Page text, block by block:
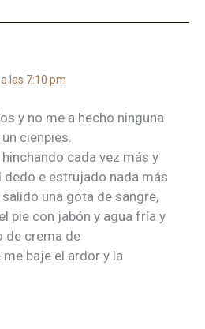
las 7:10 pm
y no me a hecho ninguna
cienpies.
cada vez más y
dedo e estrujado nada más
una gota de sangre,
pie con jabón y agua fría y
de crema de
baje el ardor y la